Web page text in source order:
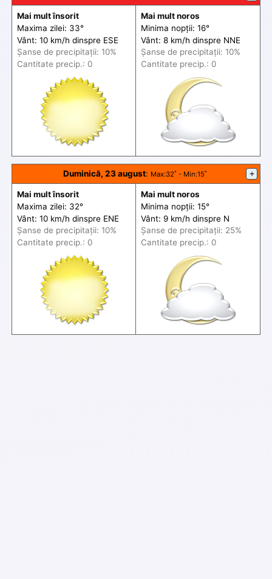
Mai mult însorit
Maxima zilei: 33°
Vânt: 10 km/h dinspre ESE
Șanse de precipitații: 10%
Cantitate precip.: 0
Mai mult noros
Minima nopții: 16°
Vânt: 8 km/h dinspre NNE
Șanse de precipitații: 10%
Cantitate precip.: 0
Duminică, 23 august: Max:32˚ - Min:15˚ +
Mai mult însorit
Maxima zilei: 32°
Vânt: 10 km/h dinspre ENE
Șanse de precipitații: 10%
Cantitate precip.: 0
Mai mult noros
Minima nopții: 15°
Vânt: 9 km/h dinspre N
Șanse de precipitații: 25%
Cantitate precip.: 0